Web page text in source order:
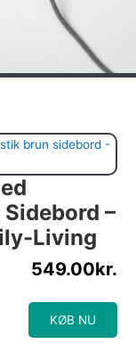
–
Living
549.00kr.
KØB NU